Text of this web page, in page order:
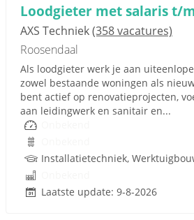
Loodgieter met salaris t/
AXS Techniek(358 vacatures)
Roosendaal
Als loodgieter werk je aan
zowel bestaande woningen als
bent actief op renovatieprojecten,
aan leidingwerk en sanitair en...
Laatste update: 9-8-2026